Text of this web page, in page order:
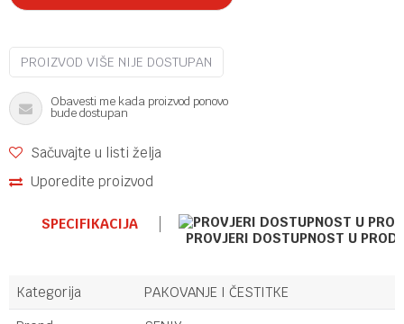
PROIZVOD VIŠE NIJE DOSTUPAN
Obavesti me kada proizvod ponovo
bude dostupan
Sačuvajte u listi želja
Uporedite proizvod
SPECIFIKACIJA
PROVJERI DOSTUPNOST U
Kategorija
PAKOVANJE I ČESTITKE